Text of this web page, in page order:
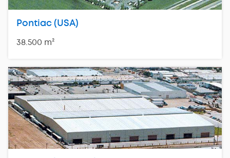
38.500 m²
Pontiac (USA)